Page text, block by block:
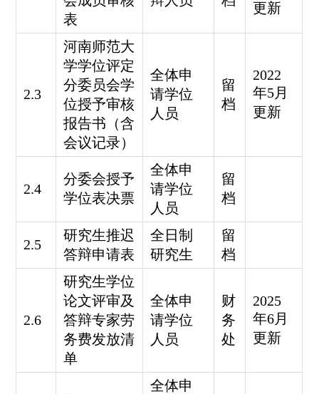
表
更新
2.3
河南师范大
学学位评定
分委员会学
位授予审核
报告书（含
会议记录）
全体申
请学位
人员
留
档
2022
年5月
更新
2.4
分委会授予
学位表决票
全体申
请学位
人员
留
档
2.5
研究生推迟
答辩申请表
全日制
研究生
留
档
2.6
研究生学位
论文评审及
答辩专家劳
务费发放清
单
全体申
请学位
人员
财
务
处
2025
年6月
更新
全体申